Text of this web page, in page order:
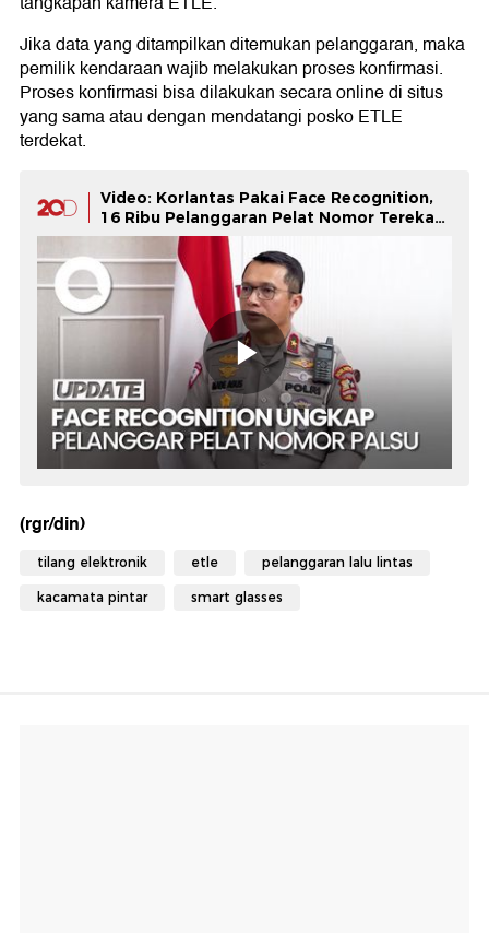
Jika data yang ditampilkan ditemukan pelanggaran, maka
pemilik kendaraan wajib melakukan proses konfirmasi.
Proses konfirmasi bisa dilakukan secara online di situs
yang sama atau dengan mendatangi posko ETLE
terdekat.
Video: Korlantas Pakai Face Recognition,
16 Ribu Pelanggaran Pelat Nomor Terekam
ETLE
(rgr/din)
tilang elektronik etle pelanggaran lalu lintas
kacamata pintar smart glasses